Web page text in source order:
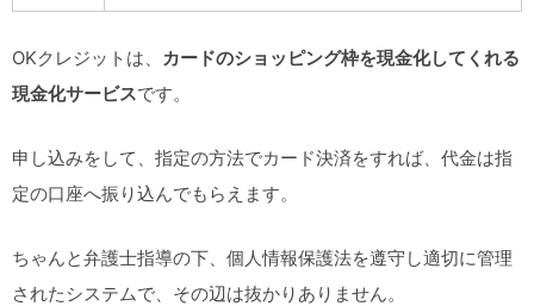
OKクレジットは、
カードのショッピング枠を現金化してくれる
現金化サービスです。
申し込みをして、指定の方法でカード決済をすれば、代金は指
定の口座へ振り込んでもらえます。
ちゃんと弁護士指導の下、個人情報保護法を遵守し適切に管理
されたシステムで、その辺は抜かりありません。